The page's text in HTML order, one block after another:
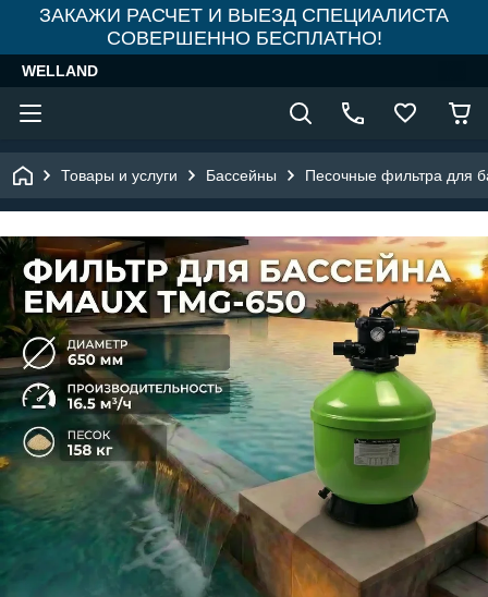
ЗАКАЖИ РАСЧЕТ И ВЫЕЗД СПЕЦИАЛИСТА
СОВЕРШЕННО БЕСПЛАТНО!
WELLAND
Товары и услуги Бассейны Песочные фильтра для